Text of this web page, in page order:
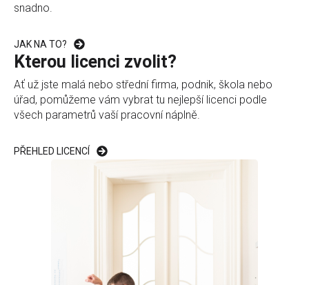
snadno.
JAK NA TO?
Kterou licenci zvolit?
Ať už jste malá nebo střední firma, podnik, škola nebo
úřad, pomůžeme vám vybrat tu nejlepší licenci podle
všech parametrů vaší pracovní náplně.
PŘEHLED LICENCÍ